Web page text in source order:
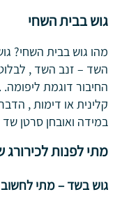
גוש בבית השחי
מהו גוש בבית השחי?
השד – זנב השד ,
החיבור דוגמת
קלינית או דימות ,
במידה ואובחן סרטן
מתי לפנות לכירורג
גוש בשד – מתי